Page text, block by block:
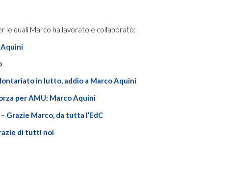
le quali Marco ha lavorato e collaborato:
in lutto, addio a Marco Aquini
per AMU: Marco Aquini
Grazie Marco, da tutta l’EdC
di tutti noi